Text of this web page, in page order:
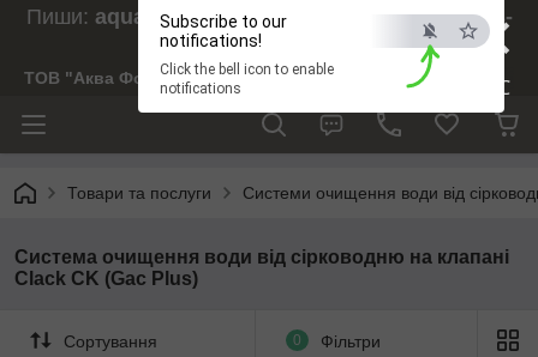
×
ESC
Subscribe to our
notifications!
Click the bell icon to enable
notifications
Пиши: aquaforesight@gmail.com , Дзвони:073-
238-29-97
ТОВ "Аква Форсайт"
Товари та послуги Системи очищення води від
Система очищення води від сірководню на клапані
Clack CK (Gac Plus)
Сортування 0 Фільтри